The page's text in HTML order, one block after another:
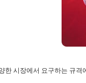
한 시장에서 요구하는 규